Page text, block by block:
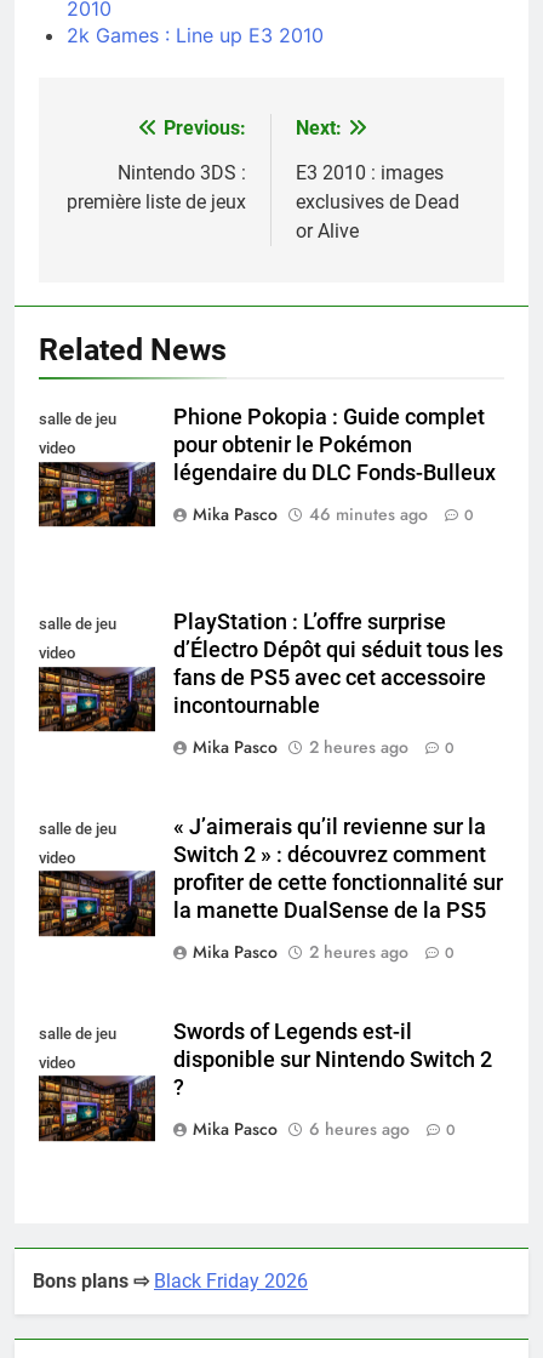
2010
2k Games : Line up E3 2010
Navigation
l’article
Previous:
Nintendo 3DS :
première liste de jeux
Next:
E3 2010 : images
exclusives de Dead
or Alive
Related News
salle de jeu
video
collectionneur
Phione Pokopia : Guide complet
pour obtenir le Pokémon
légendaire du DLC Fonds-Bulleux
Mika Pasco
46 minutes ago 0
salle de jeu
video
collectionneur
PlayStation : L’offre surprise
d’Électro Dépôt qui séduit tous les
fans de PS5 avec cet accessoire
incontournable
Mika Pasco
2 heures ago 0
salle de jeu
video
collectionneur
« J’aimerais qu’il revienne sur la
Switch 2 » : découvrez comment
profiter de cette fonctionnalité sur
la manette DualSense de la PS5
Mika Pasco
2 heures ago 0
salle de jeu
video
collectionneur
Swords of Legends est-il
disponible sur Nintendo Switch 2
?
Mika Pasco
6 heures ago 0
Bons plans ⇨ Black Friday 2026